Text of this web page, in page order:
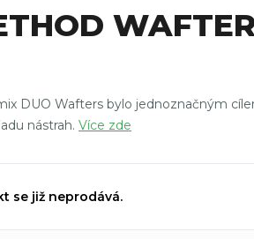
DUO Wafters bylo jednoznačným
nástrah. Více zde
se již neprodává.